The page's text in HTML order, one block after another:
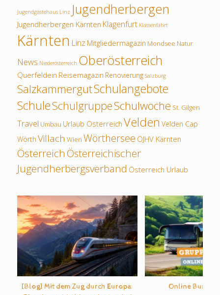
Jugendgästehaus Linz Jugendherbergen
Jugendherbergen Kärnten Klagenfurt Klassenfahrt
Kärnten Linz Mitgliedermagazin Mondsee Natur
News Niederösterreich Oberösterreich
Querfeldein Reisemagazin Renovierung Salzburg
SalzkammergutSchulangebote
SchuleSchulgruppeSchulwoche St. Gilgen
Travel Umbau Urlaub Österreich Velden Velden Cap
Wörth Villach Wien Wörthersee ÖJHV Kärnten
Österreich Österreichischer
Jugendherbergsverband Österreich Urlaub
[Blog] Mit dem Zug durch Europa:
Online Bus-